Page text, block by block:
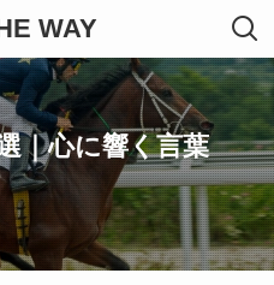
WAY
｜心に響く言葉